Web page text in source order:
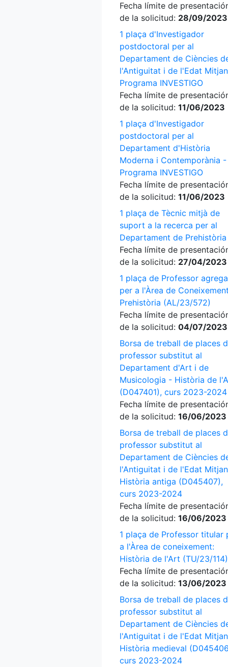
Fecha límite de
de la solicitud: 28/09/2023
1 plaça d'Investigador
postdoctoral per al
Departament de Ciències
l'Antiguitat i de l'Edat
Programa INVESTIGO
Fecha límite de
de la solicitud: 11/06/2023
1 plaça d'Investigador
postdoctoral per al
Departament d'Història
Moderna i Contemporània -
Programa INVESTIGO
Fecha límite de
de la solicitud: 11/06/2023
1 plaça de Tècnic mitjà de
suport a la recerca per al
Departament de Prehistòria
Fecha límite de
de la solicitud: 27/04/2023
1 plaça de Professor
per a l'Àrea de
Prehistòria (AL/23/572)
Fecha límite de
de la solicitud: 04/07/2023
Borsa de treball de places
professor substitut al
Departament d'Art i de
Musicologia - Història de
(D047401), curs 2023-2024
Fecha límite de
de la solicitud: 16/06/2023
Borsa de treball de places
professor substitut al
Departament de Ciències
l'Antiguitat i de l'Edat
Història antiga (D045407),
curs 2023-2024
Fecha límite de
de la solicitud: 16/06/2023
1 plaça de Professor titular
a l'Àrea de coneixement:
Història de l'Art (TU/23/114)
Fecha límite de
de la solicitud: 13/06/2023
Borsa de treball de places
professor substitut al
Departament de Ciències
l'Antiguitat i de l'Edat
Història medieval
curs 2023-2024